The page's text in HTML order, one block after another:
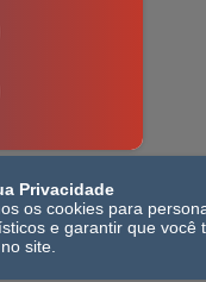
Privacidade
os cookies para
e garantir que você
site.